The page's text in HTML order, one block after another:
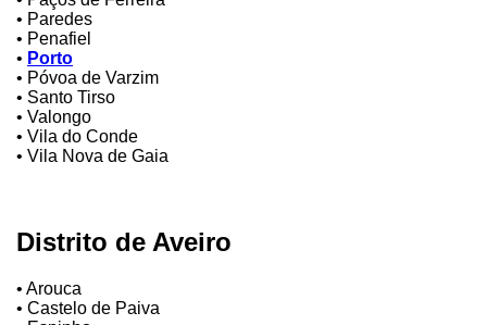
• Paredes
• Penafiel
• Porto
• Póvoa de Varzim
• Santo Tirso
• Valongo
• Vila do Conde
• Vila Nova de Gaia
Distrito de Aveiro
• Arouca
• Castelo de Paiva